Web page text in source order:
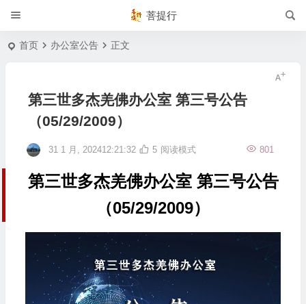
菩提行
首页 办公室公告 正文
第三世多杰羌佛办公室 第三号公告
（05/29/2009）
31 1 月, 202412:21:32 801
5 阅读模式
第三世多杰羌佛办公室 第三号公告
（05/29/2009）